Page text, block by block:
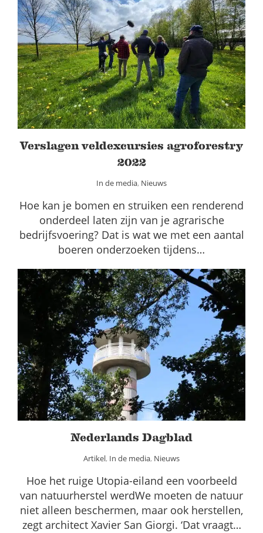
Verslagen veldexcursies agroforestry
2022
In de media Nieuws
Verslagen veldexcursies agroforestry
2022
In de media, Nieuws
Hoe kan je bomen en struiken een renderend
onderdeel laten zijn van je agrarische
bedrijfsvoering? Dat is wat we met een aantal
boeren onderzoeken tijdens…
Nederlands Dagblad
Artikel In de media Nieuws
Nederlands Dagblad
Artikel, In de media, Nieuws
Hoe het ruige Utopia-eiland een voorbeeld
van natuurherstel werdWe moeten de natuur
niet alleen beschermen, maar ook herstellen,
zegt architect Xavier San Giorgi. ‘Dat vraagt…